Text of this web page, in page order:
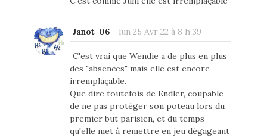
Janot-06- lun 25 Avr 22 à 8 h 39
C'est vrai que Wendie a de plus en plus
des "absences" mais elle est encore
irremplaçable.
Que dire toutefois de Endler, coupable
de ne pas protéger son poteau lors du
premier but parisien, et du temps
qu'elle met à remettre en jeu dégageant